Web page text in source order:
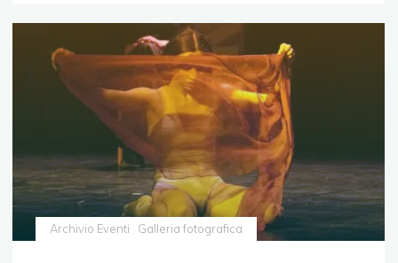
relazione
–
2025"
Archivio Eventi Galleria fotografica